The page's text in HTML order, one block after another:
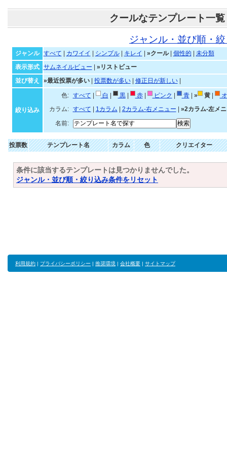
クールなテンプレート一覧
ジャンル・並び順・
ジャンル すべて カワイイ シンプル| キレイ »クール| 個性的
未分類
表示形式
サムネイルビュー
»リストビュー
並び替え
»最近投票が多い| 投票数が多い| 修正日が新しい|
絞り込み
色: すべて 白 黒| 赤| ピンク 青| » 黄|
カラム:
すべて 1カラム 2カラム-右メニュー
»2カラム-左メ
名前:
投票数 テンプレート名 カラム 色 クリエイター
条件に該当するテンプレートは見つかりませんでした。
ジャンル・並び順・絞り込み条件をリセット
利用規約 | プライバシーポリシー | 推奨環境 | 会社概要 | サイトマップ